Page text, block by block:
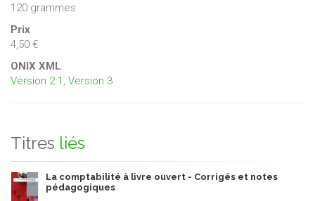
120 grammes
Prix
4,50 €
ONIX XML
Version 2.1 Version 3
Titres liés
La comptabilité à livre ouvert - Corrigés et notes
pédagogiques